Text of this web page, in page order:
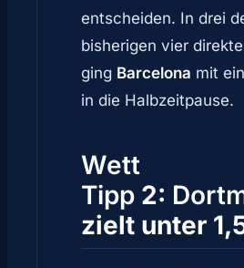
entscheiden. In drei
bisherigen vier
ging Barcelona mit
in die Halbzeitpause.
Wett
Tipp 2:
zielt unter